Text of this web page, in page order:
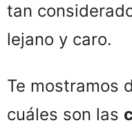
tan
lejano y caro.
Te mostramos
cuáles son las